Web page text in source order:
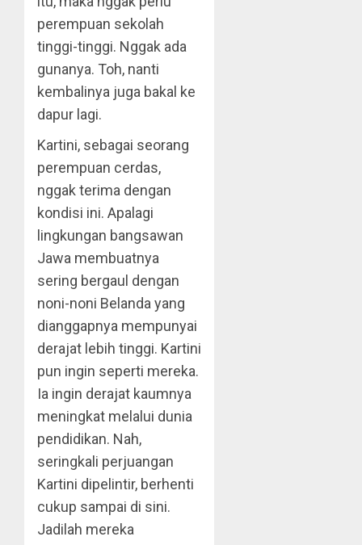
perempuan sekolah
tinggi-tinggi. Nggak ada
gunanya. Toh, nanti
kembalinya juga bakal ke
dapur lagi.
Kartini, sebagai seorang
perempuan cerdas,
nggak terima dengan
kondisi ini. Apalagi
lingkungan bangsawan
Jawa membuatnya
sering bergaul dengan
noni-noni Belanda yang
dianggapnya mempunyai
derajat lebih tinggi. Kartini
pun ingin seperti mereka.
Ia ingin derajat kaumnya
meningkat melalui dunia
pendidikan. Nah,
seringkali perjuangan
Kartini dipelintir, berhenti
cukup sampai di sini.
Jadilah mereka